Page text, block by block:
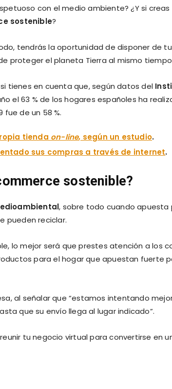
con el medio ambiente? ¿Y si creas
sostenible?
tendrás la oportunidad de disponer de
proteger el planeta Tierra al mismo
tienes en cuenta que, según datos del
el 63 % de los hogares españoles ha
fue de un 58 %.
tienda on-line, según un estudio.
sus compras a través de internet.
sostenible?
, sobre todo cuando apuesta
pueden reciclar.
lo mejor será que prestes atención a los
para el hogar que apuestan fuerte
al señalar que “estamos intentando
que su envío llega al lugar indicado”.
tu negocio virtual para convertirse en